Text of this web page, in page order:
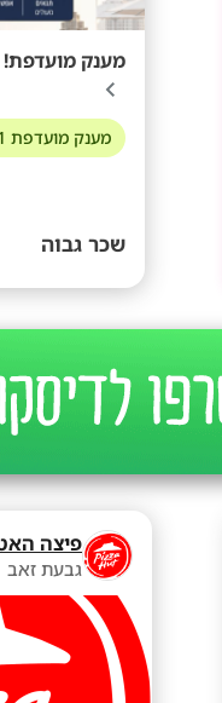
מענק
מענק מועדפת 11+
שכר גבוה
פיצה
גבעת זאב